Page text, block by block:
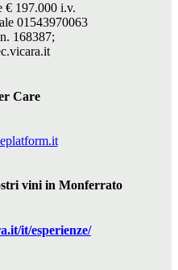
€ 197.000i.v.
01543970063
168387;
Care
vini in Monferrato
.it/it/esperienze/